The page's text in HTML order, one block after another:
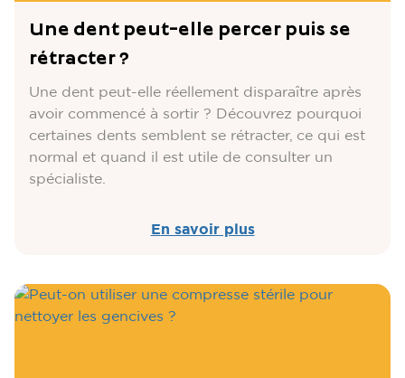
Une dent peut-elle percer puis se
rétracter ?
Une dent peut-elle réellement disparaître après
avoir commencé à sortir ? Découvrez pourquoi
certaines dents semblent se rétracter, ce qui est
normal et quand il est utile de consulter un
spécialiste.
En savoir plus